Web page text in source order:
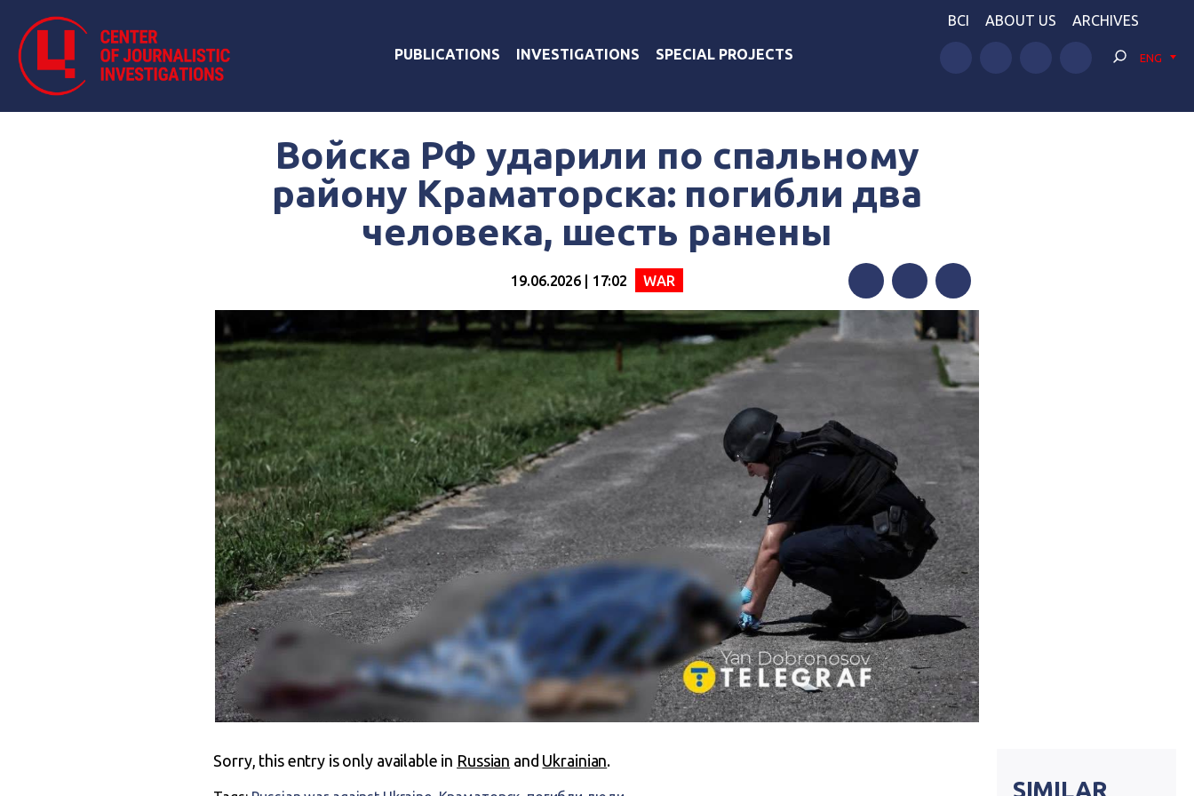
PUBLICATIONS INVESTIGATIONS SPECIAL PROJECTS
BCI ABOUT US ARCHIVES
ENG
Войска РФ ударили по спальному
району Краматорска: погибли два
человека, шесть ранены
19.06.2026 | 17:02 WAR
FacebookTwitter Telegram
Sorry, this entry is only available in Russian and Ukrainian.
SIMILAR